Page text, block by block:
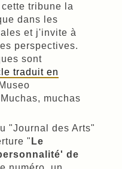
tribune la
dans les
et j'invite à
perspectives.
sont
traduit en
muchas
"Journal des Arts"
" Le
de